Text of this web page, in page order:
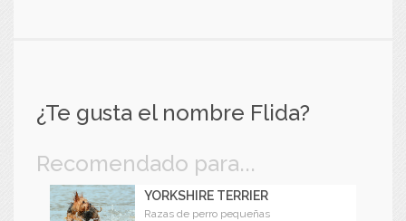
¿Te gusta el nombre Flida?
Recomendado para...
YORKSHIRE TERRIER
Razas de perro pequeñas